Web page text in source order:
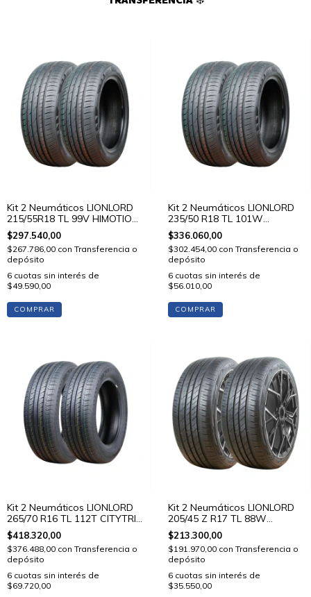
Kit 2 Neumáticos LIONLORD
215/55R18 TL 99V HIMOTION
U01
$297.540,00
$267.786,00 con Transferencia o
depósito
6 cuotas sin interés de
$49.590,00
COMPRAR
Kit 2 Neumáticos LIONLORD
235/50 R18 TL 101W
HIMOTION U01
$336.060,00
$302.454,00 con Transferencia o
depósito
6 cuotas sin interés de
$56.010,00
COMPRAR
Kit 2 Neumáticos LIONLORD
265/70 R16 TL 112T CITYTRIP
V01
$418.320,00
$376.488,00 con Transferencia o
depósito
6 cuotas sin interés de
$69.720,00
Kit 2 Neumáticos LIONLORD
205/45 Z R17 TL 88W
MUTECH H02
$213.300,00
$191.970,00 con Transferencia o
depósito
6 cuotas sin interés de
$35.550,00